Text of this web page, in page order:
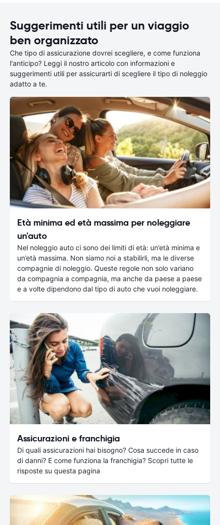
Suggerimenti utili per un viaggio
ben organizzato
Che tipo di assicurazione dovrei scegliere, e come funziona
l'anticipo? Leggi il nostro articolo con informazioni e
suggerimenti utili per assicurarti di scegliere il tipo di noleggio
adatto a te.
Età minima ed età massima per noleggiare
un'auto
Nel noleggio auto ci sono dei limiti di età: un’età minima e
un’età massima. Non siamo noi a stabilirli, ma le diverse
compagnie di noleggio. Queste regole non solo variano
da compagnia a compagnia, ma anche da paese a paese
e a volte dipendono dal tipo di auto che vuoi noleggiare.
Assicurazioni e franchigia
Di quali assicurazioni hai bisogno? Cosa succede in caso
di danni? E come funziona la franchigia? Scopri tutte le
risposte su questa pagina